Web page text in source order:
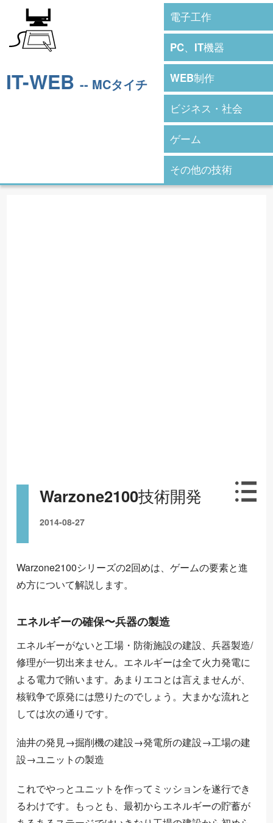
IT-WEB -- MCタイチ
電子工作
PC、IT機器
WEB制作
ビジネス・社会
ゲーム
その他の技術
Warzone2100 技 術 開 発
2014-08-27
Warzone2100シリーズの2回めは、ゲームの要素と進
め方について解説します。
エネルギーの確保〜兵器の製造
エネルギーがないと工場・防衛施設の建設、兵器製造/
修理が一切出来ません。エネルギーは全て火力発電に
よる電力で賄います。あまりエコとは言えませんが、
核戦争で原発には懲りたのでしょう。大まかな流れと
しては次の通りです。
油井の発見→掘削機の建設→発電所の建設→工場の建
設→ユニットの製造
これでやっとユニットを作ってミッションを遂行でき
るわけです。もっとも、最初からエネルギーの貯蓄が